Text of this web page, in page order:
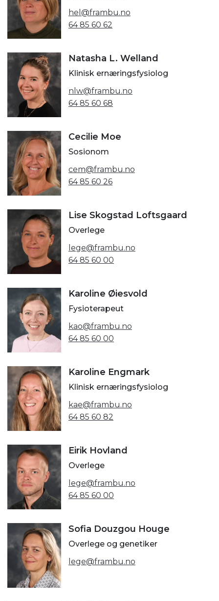
hel@frambu.no
64 85 60 62
Natasha L. Welland
Klinisk ernæringsfysiolog
nlw@frambu.no
64 85 60 68
Cecilie Moe
Sosionom
cem@frambu.no
64 85 60 26
Lise Skogstad Loftsgaard
Overlege
lege@frambu.no
64 85 60 00
Karoline Øiesvold
Fysioterapeut
kao@frambu.no
64 85 60 00
Karoline Engmark
Klinisk ernæringsfysiolog
kae@frambu.no
64 85 60 82
Eirik Hovland
Overlege
lege@frambu.no
64 85 60 00
Sofia Douzgou Houge
Overlege og genetiker
lege@frambu.no